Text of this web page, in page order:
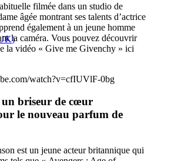
filmée dans un studio de
âgée montrant ses talents d’actrice
également à un jeune homme
la caméra. Vous pouvez découvrir
la vidéo « Give me Givenchy » ici
watch?v=cfIUVlF-0bg
briseur de cœur
le nouveau parfum de
est un jeune acteur britannique qui